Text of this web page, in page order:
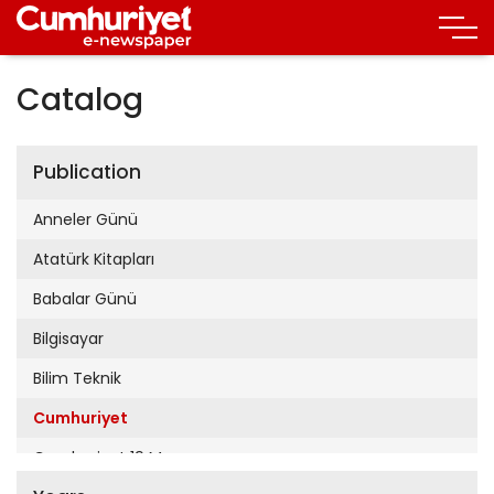
Catalog
Publication
Anneler Günü
Atatürk Kitapları
Babalar Günü
Bilgisayar
Bilim Teknik
Cumhuriyet
Cumhuriyet 19 Mayıs